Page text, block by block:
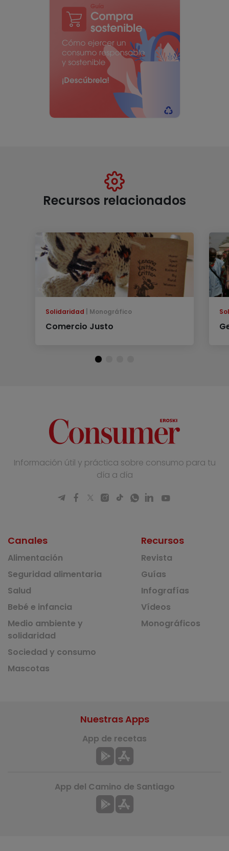
Recursos relacionados
Solidaridad Monográfico
Comercio Justo
Información útil y práctica sobre consumo para tu
día a día
Canales
Alimentación
Seguridad alimentaria
Salud
Bebé e infancia
Medio ambiente y
solidaridad
Sociedad y consumo
Mascotas
Recursos
Revista
Guías
Infografías
Vídeos
Monográficos
Nuestras Apps
App de recetas
App del Camino de Santiago